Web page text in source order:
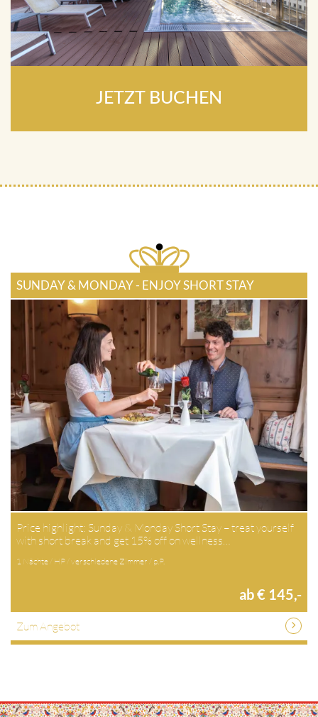
JETZT BUCHEN
SUNDAY & MONDAY - ENJOY SHORT STAY
Price highlight: Sunday & Monday Short Stay – treat yourself
with short break and get 15% off on wellness…
1 Nächte / HP / verschiedene Zimmer / p.P.
ab € 145,-
Zum Angebot